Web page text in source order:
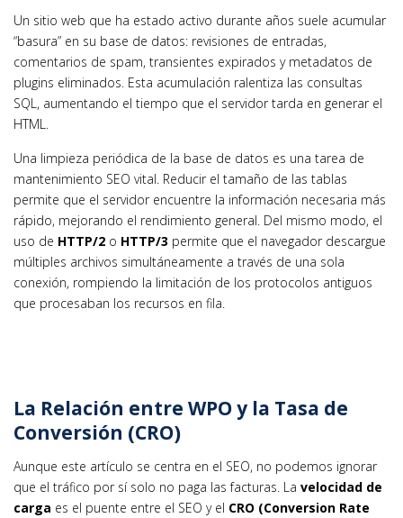
Un sitio web que ha estado activo durante años suele acumular
“basura” en su base de datos: revisiones de entradas,
comentarios de spam, transientes expirados y metadatos de
plugins eliminados. Esta acumulación ralentiza las consultas
SQL, aumentando el tiempo que el servidor tarda en generar el
HTML.
Una limpieza periódica de la base de datos es una tarea de
mantenimiento SEO vital. Reducir el tamaño de las tablas
permite que el servidor encuentre la información necesaria más
rápido, mejorando el rendimiento general. Del mismo modo, el
uso de HTTP/2 o HTTP/3 permite que el navegador descargue
múltiples archivos simultáneamente a través de una sola
conexión, rompiendo la limitación de los protocolos antiguos
que procesaban los recursos en fila.
La Relación entre WPO y la Tasa de
Conversión (CRO)
Aunque este artículo se centra en el SEO, no podemos ignorar
que el tráfico por sí solo no paga las facturas. La velocidad de
carga es el puente entre el SEO y el CRO (Conversion Rate